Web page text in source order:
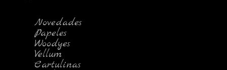
Novedades
Papeles
Woodyes
Vellum
Cartulinas